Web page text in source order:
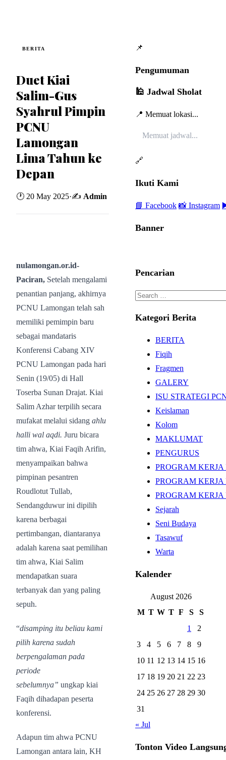
BERITA
Duet Kiai
Salim-Gus
Syahrul Pimpin
PCNU
Lamongan
Lima Tahun ke
Depan
🕐 20 May 2025·✍️ Admin
nulamongan.or.id-
Paciran, Setelah mengalami
penantian panjang, akhirnya
PCNU Lamongan telah sah
memiliki pemimpin baru
sebagai mandataris
Konferensi Cabang XIV
PCNU Lamongan pada hari
Senin (19/05) di Hall
Toserba Sunan Drajat. Kiai
Salim Azhar terpilih secara
mufakat melalui sidang ahlu
halli wal aqdi. Juru bicara
tim ahwa, Kiai Faqih Arifin,
menyampaikan bahwa
pimpinan pesantren
Roudlotut Tullab,
Sendangduwur ini dipilih
karena berbagai
pertimbangan, diantaranya
adalah karena saat pemilihan
tim ahwa, Kiai Salim
mendapatkan suara
terbanyak dan yang paling
sepuh.
“disamping itu beliau kami
pilih karena sudah
berpengalaman pada
periode
sebelumnya” ungkap kiai
Faqih dihadapan peserta
konferensi.
Adapun tim ahwa PCNU
Lamongan antara lain, KH
📌
Pengumuman
🕌 Jadwal Sholat
📍 Memuat lokasi...
Memuat jadwal...
🔗
Ikuti Kami
📘 Facebook 📸 Instagram
Banner
Pencarian
Search
Kategori Berita
BERITA
Fiqih
Fragmen
GALERY
ISU STRATEGI
Keislaman
Kolom
MAKLUMAT
PENGURUS
PROGRAM
PROGRAM KERJA
PROGRAM
Sejarah
Seni Budaya
Tasawuf
Warta
Kalender
August 2026
M T W T F S
S
1
2
3
4 5 6 7 8
9
10 11 12 13 14 15 16
17 18 19 20 21 22 23
24 25 26 27 28 29 30
31
« Jul
Tonton Video